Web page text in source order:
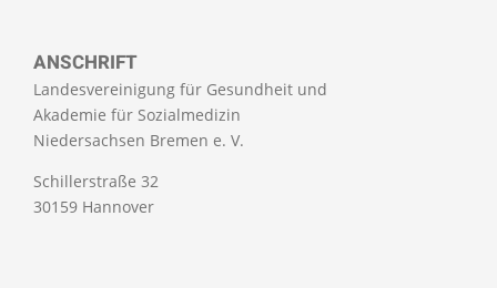
ANSCHRIFT
Landesvereinigung für Gesundheit und
Akademie für Sozialmedizin
Niedersachsen Bremen e. V.
Schillerstraße 32
30159 Hannover